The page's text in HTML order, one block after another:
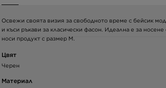
Освежи своята визия за свободното време с бейсик
и къси ръкави за класически фасон. Идеална е за
носи продукт с размер M.
Цвят
Черен
Материал